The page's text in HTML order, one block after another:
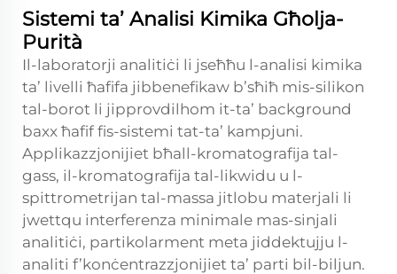
Sistemi ta’ Analisi Kimika Għolja-
Purità
Il-laboratorji analitiċi li jseħħu l-analisi kimika
ta’ livelli ħafifa jibbenefikaw b’sħiħ mis-silikon
tal-borot li jipprovdilhom it-ta’ background
baxx ħafif fis-sistemi tat-ta’ kampjuni.
Applikazzjonijiet bħall-kromatografija tal-
gass, il-kromatografija tal-likwidu u l-
spittrometrijan tal-massa jitlobu materjali li
jwettqu interferenza minimale mas-sinjali
analitiċi, partikolarment meta jiddektujju l-
analiti f’konċentrazzjonijiet ta’ parti bil-biljun.